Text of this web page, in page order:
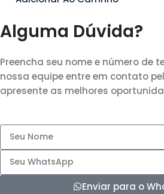
Alguma Dúvida?
Preencha seu nome e número de
nossa equipe entre em contato
apresente as melhores
Enviar para o